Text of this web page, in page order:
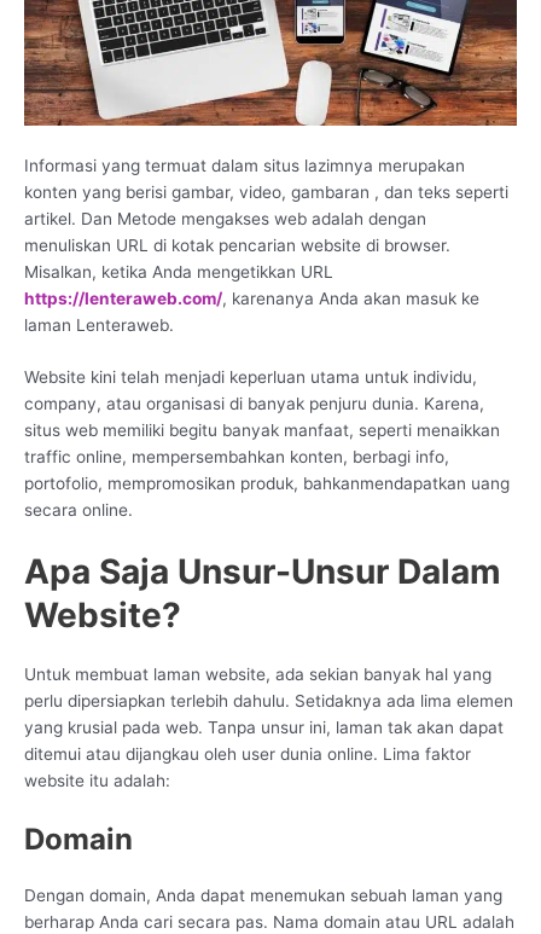
Informasi yang termuat dalam situs lazimnya merupakan
konten yang berisi gambar, video, gambaran , dan teks seperti
artikel. Dan Metode mengakses web adalah dengan
menuliskan URL di kotak pencarian website di browser.
Misalkan, ketika Anda mengetikkan URL
https://lenteraweb.com/, karenanya Anda akan masuk ke
laman Lenteraweb.
Website kini telah menjadi keperluan utama untuk individu,
company, atau organisasi di banyak penjuru dunia. Karena,
situs web memiliki begitu banyak manfaat, seperti menaikkan
traffic online, mempersembahkan konten, berbagi info,
portofolio, mempromosikan produk, bahkanmendapatkan uang
secara online.
Apa Saja Unsur-Unsur Dalam
Website?
Untuk membuat laman website, ada sekian banyak hal yang
perlu dipersiapkan terlebih dahulu. Setidaknya ada lima elemen
yang krusial pada web. Tanpa unsur ini, laman tak akan dapat
ditemui atau dijangkau oleh user dunia online. Lima faktor
website itu adalah:
Domain
Dengan domain, Anda dapat menemukan sebuah laman yang
berharap Anda cari secara pas. Nama domain atau URL adalah